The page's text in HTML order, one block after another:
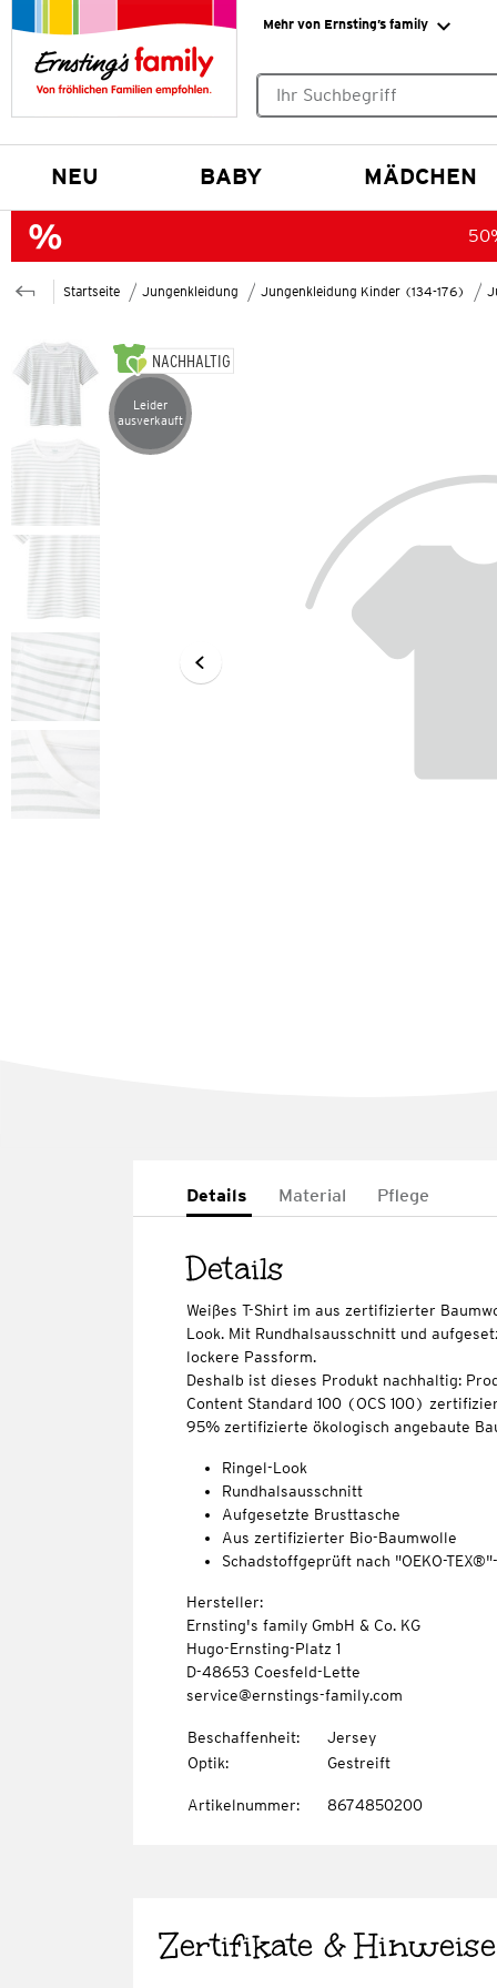
Mehr von Ernsting’s family
NEU BABY MÄDCHEN
Startseite Jungenkleidung Jungenkleidung Kinder (134-176)
NACHHALTIG
Artikel leider ausverkauft
Leider
ausverkauft
Details Material Pflege
Details
Weißes T-Shirt im aus zertifizierter
Look. Mit Rundhalsausschnitt und
lockere Passform.
Deshalb ist dieses Produkt nachhaltig:
Content Standard 100 (OCS 100)
95% zertifizierte ökologisch angebaute
Ringel-Look
Rundhalsausschnitt
Aufgesetzte Brusttasche
Aus zertifizierter Bio-Baumwolle
Schadstoffgeprüft nach "OEKO-
Hersteller:
Ernsting's family GmbH & Co. KG
Hugo-Ernsting-Platz 1
D-48653 Coesfeld-Lette
service@ernstings-family.com
Beschaffenheit:
Jersey
Optik: Gestreift
Artikelnummer: 8674850200
Zertifikate & Hinweise